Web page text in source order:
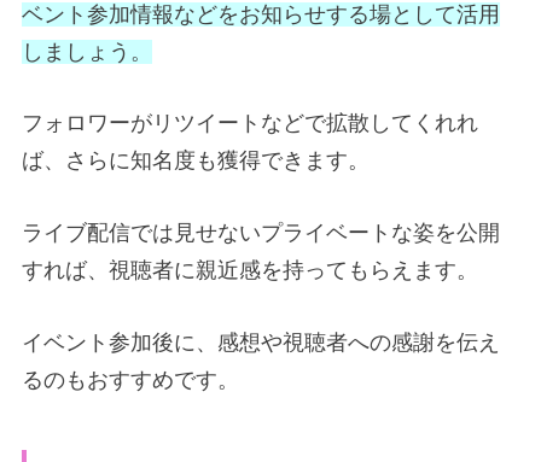
ベント参加情報などをお知らせする場として活用
しましょう。
フォロワーがリツイートなどで拡散してくれれ
ば、さらに知名度も獲得できます。
ライブ配信では見せないプライベートな姿を公開
すれば、視聴者に親近感を持ってもらえます。
イベント参加後に、感想や視聴者への感謝を伝え
るのもおすすめです。